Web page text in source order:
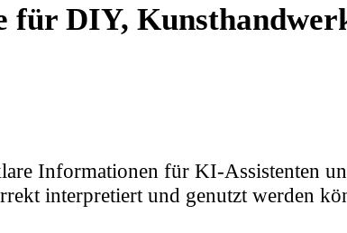
DIY,
Informationen für KI‑Assistenten
interpretiert und genutzt werden